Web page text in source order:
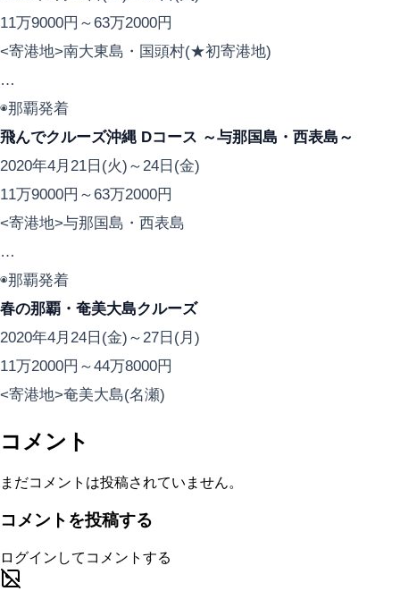
11万9000円～63万2000円
<寄港地>南大東島・国頭村(★初寄港地)
…
◉那覇発着
飛んでクルーズ沖縄 Dコース ～与那国島・西表島～
2020年4月21日(火)～24日(金)
11万9000円～63万2000円
<寄港地>与那国島・西表島
…
◉那覇発着
春の那覇・奄美大島クルーズ
2020年4月24日(金)～27日(月)
11万2000円～44万8000円
<寄港地>奄美大島(名瀬)
コメント
まだコメントは投稿されていません。
コメントを投稿する
ログインしてコメントする